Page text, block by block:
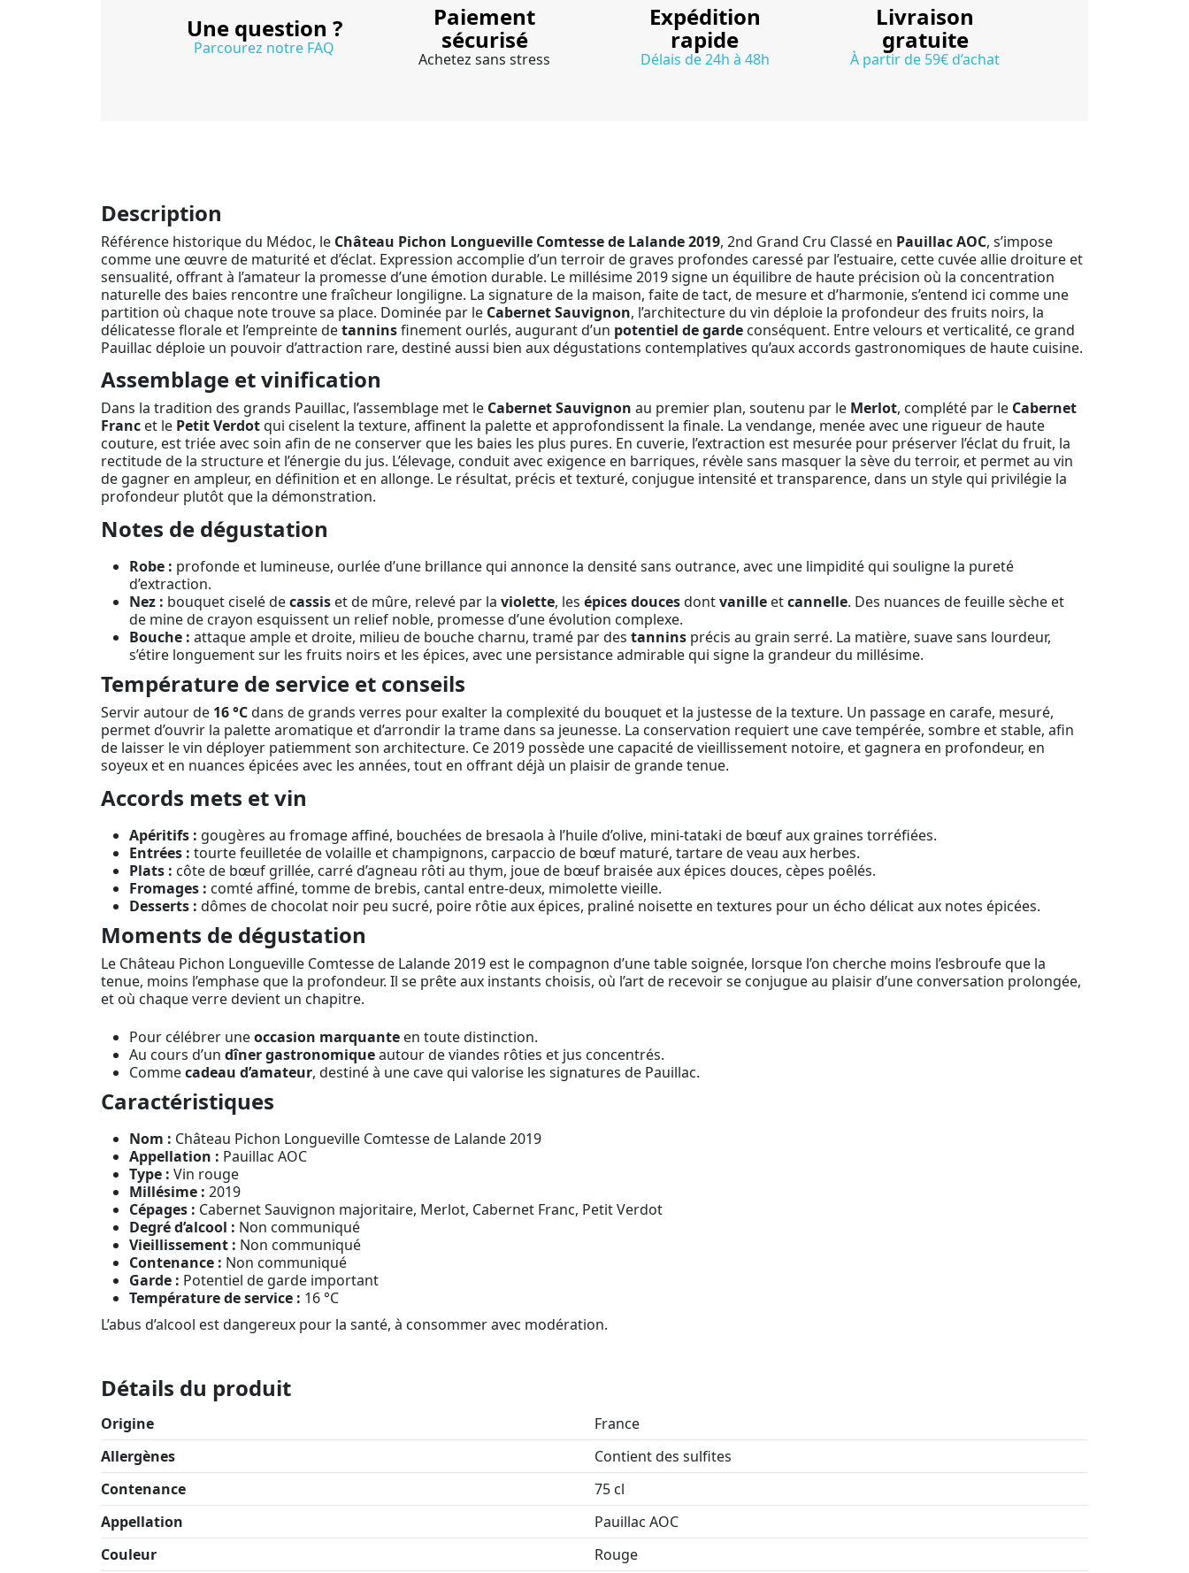
Une question ?
Parcourez notre FAQ
Paiement
sécurisé
Achetez sans stress
Expédition
rapide
Délais de 24h à 48h
Livraison
gratuite
À partir de 59€ d’achat
Description
Référence historique du Médoc, le Château Pichon Longueville Comtesse de Lalande 2019, 2nd Grand Cru Classé en Pauillac AOC, s’impose
comme une œuvre de maturité et d’éclat. Expression accomplie d’un terroir de graves profondes caressé par l’estuaire, cette cuvée allie droiture et
sensualité, offrant à l’amateur la promesse d’une émotion durable. Le millésime 2019 signe un équilibre de haute précision où la concentration
naturelle des baies rencontre une fraîcheur longiligne. La signature de la maison, faite de tact, de mesure et d’harmonie, s’entend ici comme une
partition où chaque note trouve sa place. Dominée par le Cabernet Sauvignon, l’architecture du vin déploie la profondeur des fruits noirs, la
délicatesse florale et l’empreinte detanninsfinement ourlés, augurant d’un potentiel de garde conséquent. Entre velours et verticalité, ce grand
Pauillac déploie un pouvoir d’attraction rare, destiné aussi bien aux dégustations contemplatives qu’aux accords gastronomiques de haute cuisine.
Assemblage et vinification
Dans la tradition des grands Pauillac, l’assemblage met le Cabernet Sauvignon au premier plan, soutenu par le Merlot, complété par le Cabernet
Franc et le Petit Verdotqui ciselent la texture, affinent la palette et approfondissent la finale. La vendange, menée avec une rigueur de haute
couture, est triée avec soin afin de ne conserver que les baies les plus pures. En cuverie, l’extraction est mesurée pour préserver l’éclat du fruit, la
rectitude de la structure et l’énergie du jus. L’élevage, conduit avec exigence en barriques, révèle sans masquer la sève du terroir, et permet au vin
de gagner en ampleur, en définition et en allonge. Le résultat, précis et texturé, conjugue intensité et transparence, dans un style qui privilégie la
profondeur plutôt que la démonstration.
Notes de dégustation
Robe : profonde et lumineuse, ourlée d’une brillance qui annonce la densité sans outrance, avec une limpidité qui souligne la pureté
d’extraction.
Nez : bouquet ciselé decassis et de mûre, relevé par la violette, les épices doucesdontvanille etcannelle. Des nuances de feuille sèche et
de mine de crayon esquissent un relief noble, promesse d’une évolution complexe.
Bouche : attaque ample et droite, milieu de bouche charnu, tramé par des tannins précis au grain serré. La matière, suave sans lourdeur,
s’étire longuement sur les fruits noirs et les épices, avec une persistance admirable qui signe la grandeur du millésime.
Température de service et conseils
Servir autour de 16 °Cdans de grands verres pour exalter la complexité du bouquet et la justesse de la texture. Un passage en carafe, mesuré,
permet d’ouvrir la palette aromatique et d’arrondir la trame dans sa jeunesse. La conservation requiert une cave tempérée, sombre et stable, afin
de laisser le vin déployer patiemment son architecture. Ce 2019 possède une capacité de vieillissement notoire, et gagnera en profondeur, en
soyeux et en nuances épicées avec les années, tout en offrant déjà un plaisir de grande tenue.
Accords mets et vin
Apéritifs : gougères au fromage affiné, bouchées de bresaola à l’huile d’olive, mini-tataki de bœuf aux graines torréfiées.
Entrées : tourte feuilletée de volaille et champignons, carpaccio de bœuf maturé, tartare de veau aux herbes.
Plats : côte de bœuf grillée, carré d’agneau rôti au thym, joue de bœuf braisée aux épices douces, cèpes poêlés.
Fromages : comté affiné, tomme de brebis, cantal entre-deux, mimolette vieille.
Desserts : dômes de chocolat noir peu sucré, poire rôtie aux épices, praliné noisette en textures pour un écho délicat aux notes épicées.
Moments de dégustation
Le Château Pichon Longueville Comtesse de Lalande 2019 est le compagnon d’une table soignée, lorsque l’on cherche moins l’esbroufe que la
tenue, moins l’emphase que la profondeur. Il se prête aux instants choisis, où l’art de recevoir se conjugue au plaisir d’une conversation prolongée,
et où chaque verre devient un chapitre.
Pour célébrer uneoccasion marquante en toute distinction.
Au cours d’un dîner gastronomiqueautour de viandes rôties et jus concentrés.
Commecadeau d’amateur, destiné à une cave qui valorise les signatures de Pauillac.
Caractéristiques
Nom : Château Pichon Longueville Comtesse de Lalande 2019
Appellation : Pauillac AOC
Type : Vin rouge
Millésime : 2019
Cépages : Cabernet Sauvignon majoritaire, Merlot, Cabernet Franc, Petit Verdot
Degré d’alcool : Non communiqué
Vieillissement : Non communiqué
Contenance : Non communiqué
Garde : Potentiel de garde important
Température de service : 16 °C
L’abus d’alcool est dangereux pour la santé, à consommer avec modération.
Détails du produit
Origine
France
Allergènes
Contient des sulfites
Contenance
75 cl
Appellation
Pauillac AOC
Couleur
Rouge